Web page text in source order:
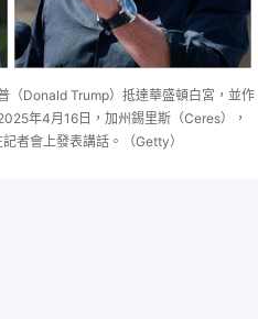
（Donald Trump）抵達華盛頓白宮，並作
年4月16日，加州錫里斯（Ceres），
者會上發表講話。（Getty）